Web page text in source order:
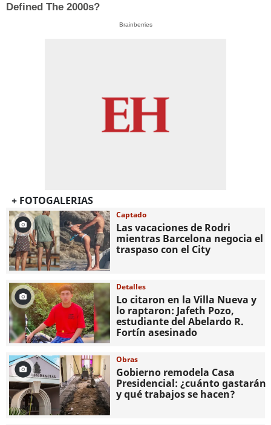
Defined The 2000s?
Brainberries
+ FOTOGALERIAS
Captado
Las vacaciones de Rodri
mientras Barcelona negocia el
traspaso con el City
Detalles
Lo citaron en la Villa Nueva y
lo raptaron: Jafeth Pozo,
estudiante del Abelardo R.
Fortín asesinado
Obras
Gobierno remodela Casa
Presidencial: ¿cuánto gastarán
y qué trabajos se hacen?